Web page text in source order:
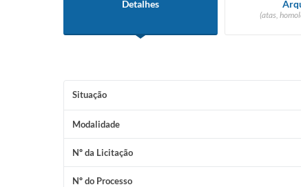
Detalhes
(atas,
Situação
Modalidade
Nº da Licitação
Nº do Processo